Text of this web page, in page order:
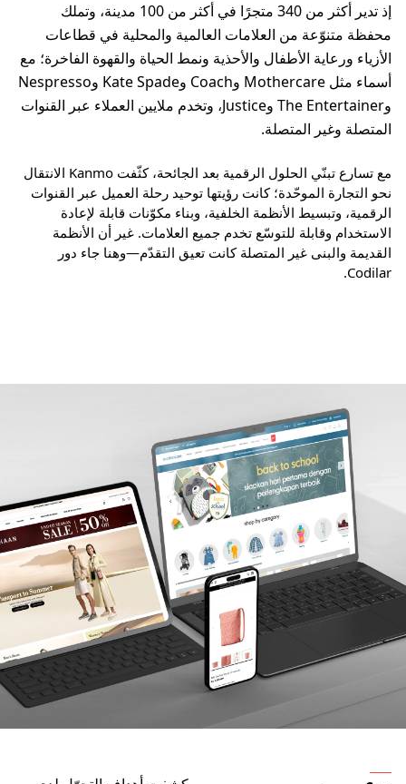
إذ تدير أكثر من 340 متجرًا في أكثر من 100 مدينة، وتملك
محفظة متنوّعة من العلامات العالمية والمحلية في قطاعات
الأزياء ورعاية الأطفال والأحذية ونمط الحياة والقهوة الفاخرة؛ مع
أسماء مثل Mothercare وCoach وKate Spade وNespresso
وThe Entertainer وJustice، وتخدم ملايين العملاء عبر القنوات
المتصلة وغير المتصلة.
مع تسارع تبنّي الحلول الرقمية بعد الجائحة، كثّفت Kanmo الانتقال
نحو التجارة الموحّدة؛ كانت رؤيتها توحيد رحلة العميل عبر القنوات
الرقمية، وتبسيط الأنظمة الخلفية، وبناء مكوّنات قابلة لإعادة
الاستخدام وقابلة للتوسّع تخدم جميع العلامات. غير أن الأنظمة
القديمة والبنى غير المتصلة كانت تعيق التقدّم—وهنا جاء دور
Codilar.